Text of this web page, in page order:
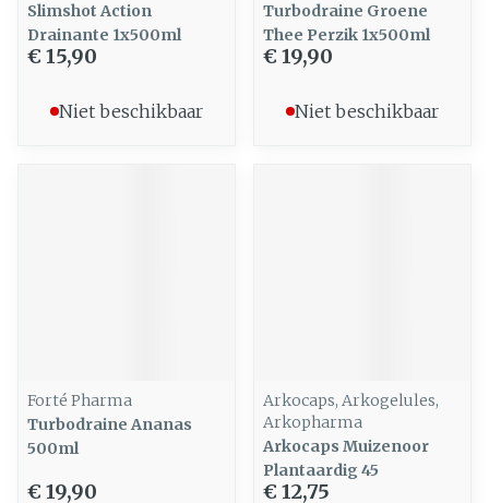
Slimshot Action
Drainante 1x500ml
€ 15,90
Niet beschikbaar
Turbodraine Groene
Thee Perzik 1x500ml
€ 19,90
Niet beschikbaar
Forté Pharma
Turbodraine Ananas
500ml
€ 19,90
Arkocaps, Arkogelules,
Arkopharma
Arkocaps Muizenoor
Plantaardig 45
€ 12,75